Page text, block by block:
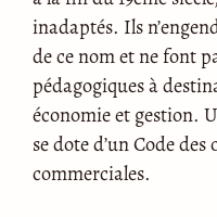
inadaptés. Ils
de ce nom et ne font
pédagogiques à
économie et gestion.
se dote d’un Code
commerciales.